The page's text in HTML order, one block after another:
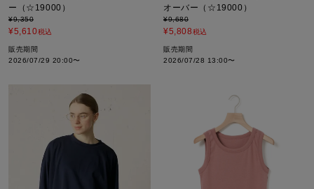
ー（☆19000）
¥9,350
¥5,610税込
販売期間
2026/07/29 20:00〜
オーバー（☆19000）
¥9,680
¥5,808税込
販売期間
2026/07/28 13:00〜